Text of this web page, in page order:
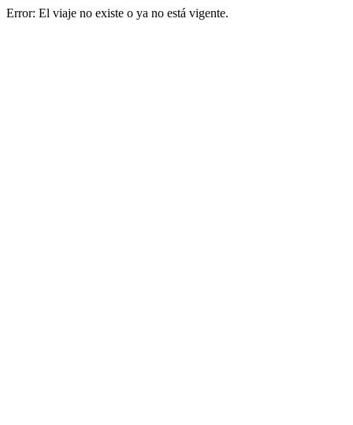
Error: El viaje no existe o ya no está vigente.